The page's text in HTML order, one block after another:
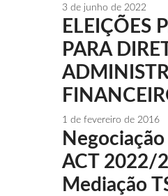
3 de junho de 2022
ELEIÇÕES
PARA
1 de fevereiro de 2016
ACT 2022/
Mediação